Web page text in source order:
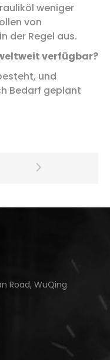
weniger
von
der Regel aus.
verfügbar?
und
Bedarf geplant
Road, WuQing